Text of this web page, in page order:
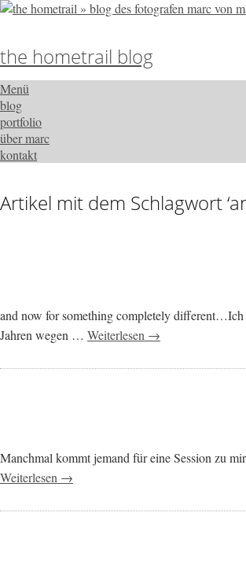
the hometrail blog
Menü
blog
portfolio
über marc
kontakt
Artikel mit dem Schlagwort ‘
and now for something completely different…Ich
Jahren wegen … Weiterlesen →
Manchmal kommt jemand für eine Session zu
Weiterlesen →